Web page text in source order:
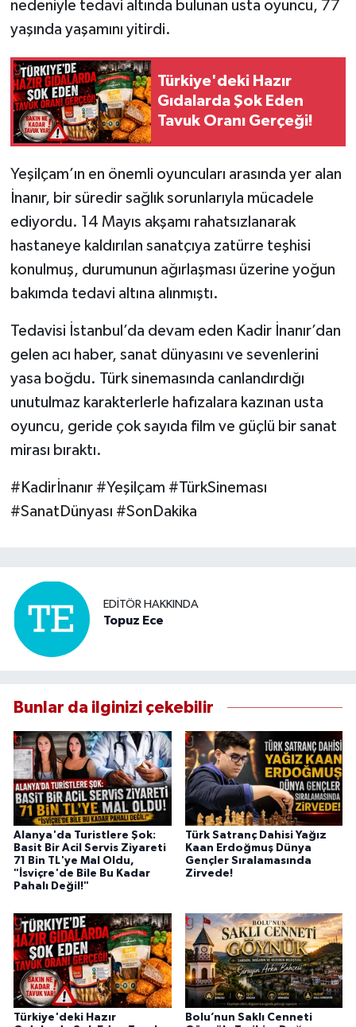
nedeniyle tedavi altında bulunan usta oyuncu, 77
yaşında yaşamını yitirdi.
Türkiye'deki Hazır
Gıdalarda Şok Eden
Tavuk Oranı Gerçeği!
Yeşilçam’ın en önemli oyuncuları arasında yer alan
İnanır, bir süredir sağlık sorunlarıyla mücadele
ediyordu. 14 Mayıs akşamı rahatsızlanarak
hastaneye kaldırılan sanatçıya zatürre teşhisi
konulmuş, durumunun ağırlaşması üzerine yoğun
bakımda tedavi altına alınmıştı.
Tedavisi İstanbul’da devam eden Kadir İnanır’dan
gelen acı haber, sanat dünyasını ve sevenlerini
yasa boğdu. Türk sinemasında canlandırdığı
unutulmaz karakterlerle hafızalara kazınan usta
oyuncu, geride çok sayıda film ve güçlü bir sanat
mirası bıraktı.
#Kadirİnanır #Yeşilçam #TürkSineması
#SanatDünyası #SonDakika
EDITÖR HAKKINDA
Topuz Ece
Bunlar da ilginizi çekebilir
Alanya'da Turistlere Şok:
Basit Bir Acil Servis Ziyareti
71 Bin TL'ye Mal Oldu,
"İsviçre'de Bile Bu Kadar
Pahalı Değil!"
Türk Satranç Dahisi Yağız
Kaan Erdoğmuş Dünya
Gençler Sıralamasında
Zirvede!
Türkiye'deki Hazır
Bolu’nun Saklı Cenneti